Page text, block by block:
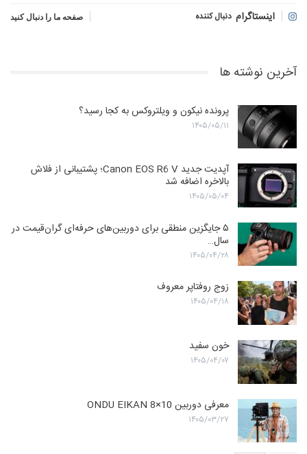
اینستاگرام دنبال کننده صفحه ما را دنبال کنید
آخرین نوشته ها
پرونده نیکون و ویلتروکس به کجا رسید؟
۱۴۰۵/۰۵/۱۱
آپدیت جدید Canon EOS R6 V؛ پشتیبانی از فلاش
بالاخره اضافه شد
۱۴۰۵/۰۵/۰۴
۵ جایگزین منطقی برای دوربین‌های حرفه‌ای گران‌قیمت در
سال…
۱۴۰۵/۰۴/۲۸
زوج روفتاپر معروف
۱۴۰۵/۰۴/۱۸
خون سفید
۱۴۰۵/۰۴/۰۷
معرفی دوربین ONDU EIKAN 8×10
۱۴۰۵/۰۳/۲۷